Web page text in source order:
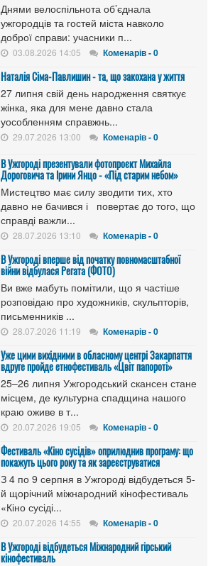
Днями велоспільнота об’єднала
ужгородців та гостей міста навколо
доброї справи: учасники п...
03.08.2026 14:05 Коменарів - 0
Наталія Сіма-Павлишин - та, що закохана у життя
27 липня свій день народження святкує
жінка, яка для мене давно стала
уособленням справжнь...
29.07.2026 13:00 Коменарів - 0
В Ужгороді презентували фотопроєкт Михайла
Дороговича та Ірини Янцо - «Під старим небом»
Мистецтво має силу зводити тих, хто
давно не бачився і повертає до того, що
справді важли...
28.07.2026 13:10 Коменарів - 0
В Ужгороді вперше від початку повномасштабної
війни відбулася Регата (ФОТО)
Ви вже мабуть помітили, що я частіше
розповідаю про художників, скульпторів,
письменників ...
28.07.2026 11:19 Коменарів - 0
Уже цими вихідними в обласному центрі Закарпаття
вдруге пройде етнофестиваль «Цвіт папороті»
25–26 липня Ужгородський скансен стане
місцем, де культурна спадщина нашого
краю оживе в т...
20.07.2026 19:05 Коменарів - 0
Фестиваль «Кіно сусідів» оприлюднив програму: що
покажуть цього року та як зареєструватися
З 4 по 9 серпня в Ужгороді відбудеться 5-
й щорічний міжнародний кінофестиваль
«Кіно сусіді...
20.07.2026 14:55 Коменарів - 0
В Ужгороді відбудеться Міжнародний гірський
кінофестиваль